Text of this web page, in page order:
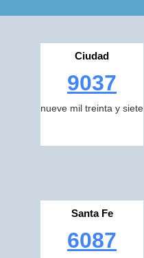
Ciudad
9037
nueve mil treinta y siete
Santa Fe
6087